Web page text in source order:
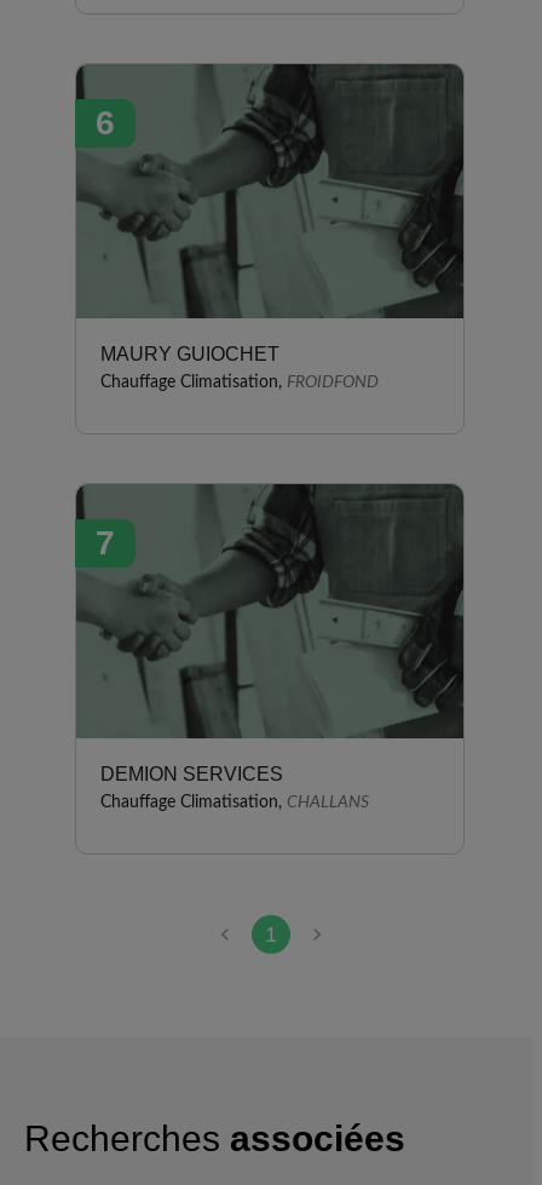
6
MAURY GUIOCHET
Chauffage Climatisation, FROIDFOND
7
DEMION SERVICES
Chauffage Climatisation, CHALLANS
1
Recherches associées